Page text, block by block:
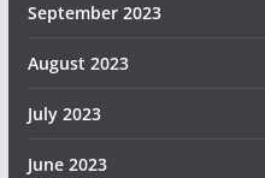
September 2023
August 2023
July 2023
June 2023